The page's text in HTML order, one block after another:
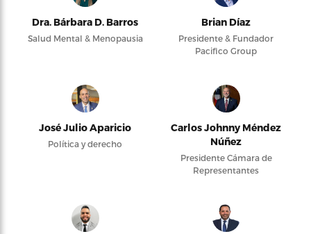
Dra. Bárbara D. Barros
Salud Mental & Menopausia
Brian Díaz
Presidente & Fundador
Pacifico Group
José Julio Aparicio
Política y derecho
Carlos Johnny Méndez
Núñez
Presidente Cámara de
Representantes